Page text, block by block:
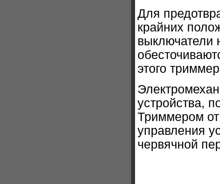
Для
крайних
выключатели
этого
устройства,
Триммером
управления
червячной